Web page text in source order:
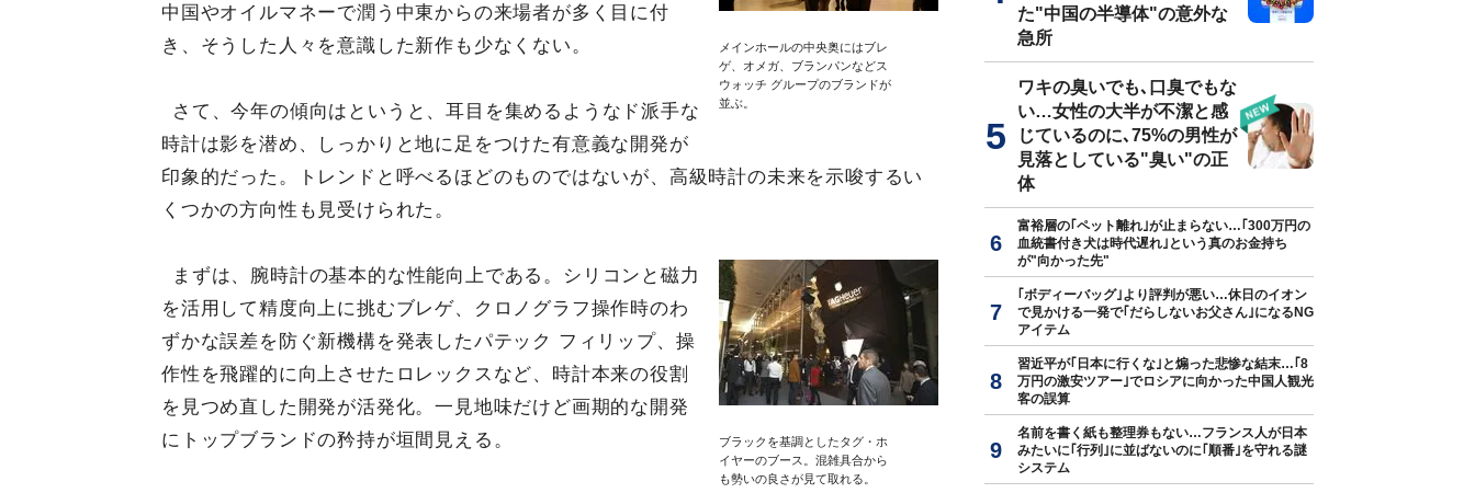
メインホールの中央奥にはブレ
ゲ、オメガ、ブランパンなどス
ウォッチ グループのブランドが
並ぶ。
中国やオイルマネーで潤う中東からの来場者が多く目に付
き、そうした人々を意識した新作も少なくない。
さて、今年の傾向はというと、耳目を集めるようなド派手な
時計は影を潜め、しっかりと地に足をつけた有意義な開発が
印象的だった。トレンドと呼べるほどのものではないが、高級時計の未来を示唆するい
くつかの方向性も見受けられた。
ブラックを基調としたタグ・ホ
イヤーのブース。混雑具合から
も勢いの良さが見て取れる。
まずは、腕時計の基本的な性能向上である。シリコンと磁力
を活用して精度向上に挑むブレゲ、クロノグラフ操作時のわ
ずかな誤差を防ぐ新機構を発表したパテック フィリップ、操
作性を飛躍的に向上させたロレックスなど、時計本来の役割
を見つめ直した開発が活発化。一見地味だけど画期的な開発
にトップブランドの矜持が垣間見える。
た"中国の半導体"の意外な
急所
ワキの臭いでも､口臭でもな
い…女性の大半が不潔と感
じているのに､75%の男性が
見落としている"臭い"の正
体
富裕層の｢ペット離れ｣が止まらない…｢300万円の
血統書付き犬は時代遅れ｣という真のお金持ち
が"向かった先"
｢ボディーバッグ｣より評判が悪い…休日のイオン
で見かける一発で｢だらしないお父さん｣になるNG
アイテム
習近平が｢日本に行くな｣と煽った悲惨な結末…｢8
万円の激安ツアー｣でロシアに向かった中国人観光
客の誤算
名前を書く紙も整理券もない…フランス人が日本
みたいに｢行列｣に並ばないのに｢順番｣を守れる謎
システム